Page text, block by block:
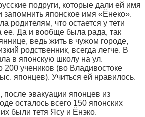
подруги, которые дали ей имя
запомнить японское имя «Ёнеко».
родителям, что остается у тети
ее. Да и вообще была рада, так
ведь жить в чужом городе,
родственник, всегда легче. В
в японскую школу на ул.
200 учеников (во Владивостоке
японцев). Учиться ей нравилось.
после эвакуации японцев из
осталось всего 150 японских
были тетя Ясу и Ёнэко.